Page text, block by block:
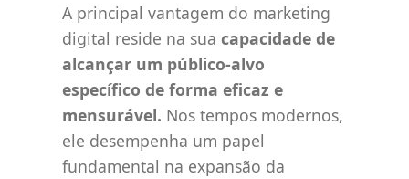
A principal vantagem do marketing
digital reside na sua capacidade de
alcançar um público-alvo
específico de forma eficaz e
mensurável. Nos tempos modernos,
ele desempenha um papel
fundamental na expansão da